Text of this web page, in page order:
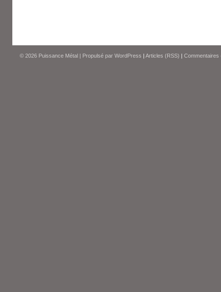
© 2026 Puissance Métal | Propulsé par WordPress | Articles (RSS) | Commentaires